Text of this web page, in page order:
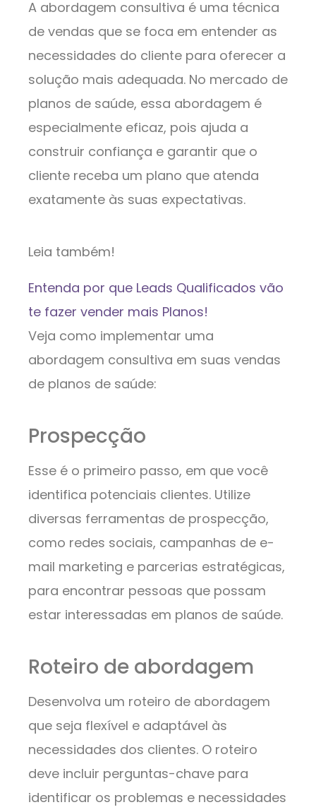
A abordagem consultiva é uma técnica
de vendas que se foca em entender as
necessidades do cliente para oferecer a
solução mais adequada. No mercado de
planos de saúde, essa abordagem é
especialmente eficaz, pois ajuda a
construir confiança e garantir que o
cliente receba um plano que atenda
exatamente às suas expectativas.
Leia também!
Entenda por que Leads Qualificados vão
te fazer vender mais Planos!
Veja como implementar uma
abordagem consultiva em suas vendas
de planos de saúde:
Prospecção
Esse é o primeiro passo, em que você
identifica potenciais clientes. Utilize
diversas ferramentas de prospecção,
como redes sociais, campanhas de e-
mail marketing e parcerias estratégicas,
para encontrar pessoas que possam
estar interessadas em planos de saúde.
Roteiro de abordagem
Desenvolva um roteiro de abordagem
que seja flexível e adaptável às
necessidades dos clientes. O roteiro
deve incluir perguntas-chave para
identificar os problemas e necessidades